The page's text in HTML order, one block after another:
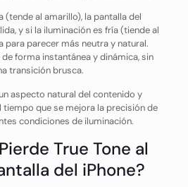
(tende al amarillo), la pantalla del
y si la iluminación es fría (tiende al
para parecer más neutra y natural.
forma instantánea y dinámica, sin
transición brusca.
aspecto natural del contenido y
tiempo que se mejora la precisión de
condiciones de iluminación.
True Tone al
del iPhone?